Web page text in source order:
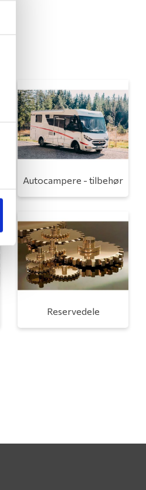
Autocampere - tilbehør
Reservedele